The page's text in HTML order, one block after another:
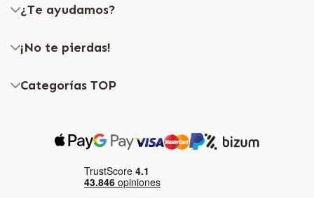
¿Te ayudamos?
¡No te pierdas!
Categorías TOP